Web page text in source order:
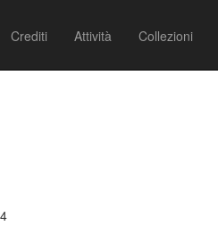
Crediti Attività Collezioni